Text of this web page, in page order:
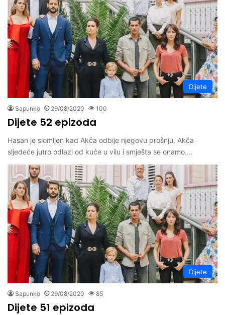
Dijete
Sapunko 29/08/2020 100
Dijete 52 epizoda
Hasan je slomljen kad Akča odbije njegovu prošnju. Akča
sljedeće jutro odlazi od kuće u vilu i smješta se onamo.…
Dijete
Sapunko 29/08/2020 85
Dijete 51 epizoda